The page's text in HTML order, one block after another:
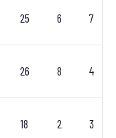
25 6 7
26 8 4
18 2 3